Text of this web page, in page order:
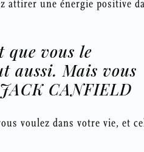
attirer une énergie positive
que vous le
aussi. Mais vous
JACK CANFIELD
voulez dans votre vie, et